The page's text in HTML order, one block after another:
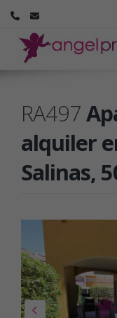
RA497
alquiler
Salinas,